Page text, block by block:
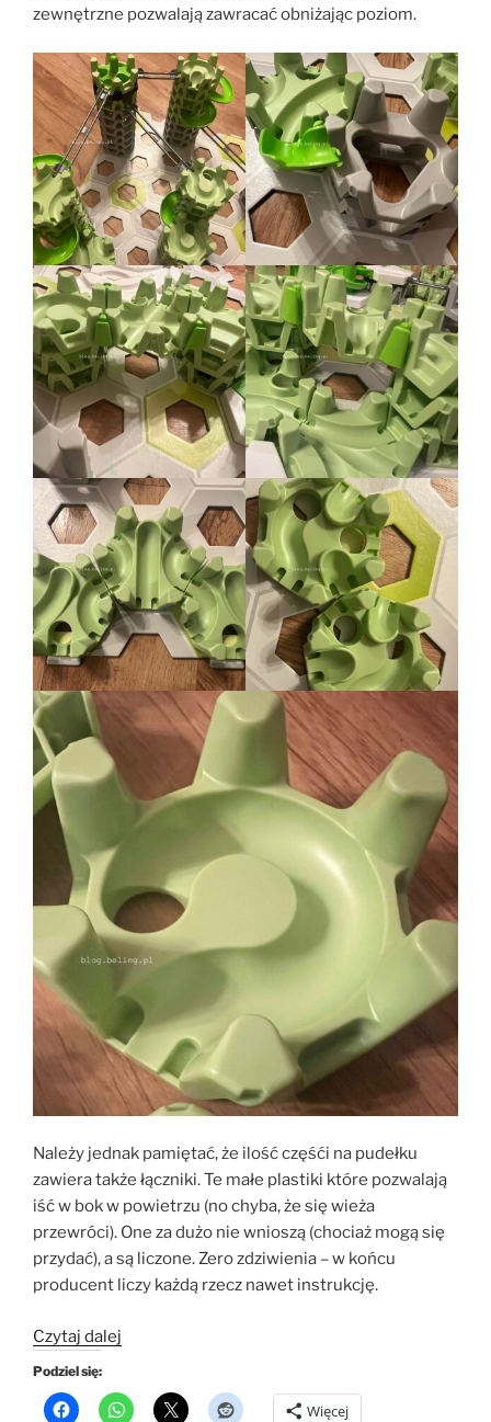
zewnętrzne pozwalają zawracać obniżając poziom.
Należy jednak pamiętać, że ilość częśći na pudełku
zawiera także łączniki. Te małe plastiki które pozwalają
iść w bok w powietrzu (no chyba, że się wieża
przewróci). One za dużo nie wnioszą (chociaż mogą się
przydać), a są liczone. Zero zdziwienia – w końcu
producent liczy każdą rzecz nawet instrukcję.
Czytaj dalej
–
czyli
Podziel się:
Więcej